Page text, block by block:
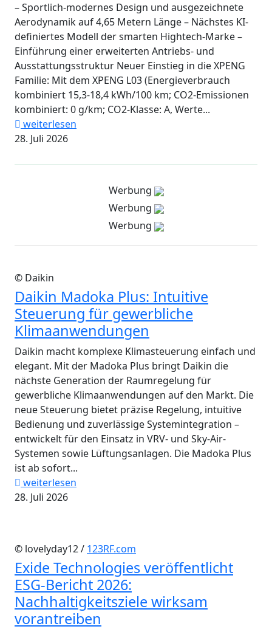
– Sportlich-modernes Design und ausgezeichnete
Aerodynamik auf 4,65 Metern Länge – Nächstes KI-
definiertes Modell der smarten Hightech-Marke –
Einführung einer erweiterten Antriebs- und
Ausstattungsstruktur Neuer Einstieg in die XPENG
Familie: Mit dem XPENG L03 (Energieverbrauch
kombiniert 15,3-18,4 kWh/100 km; CO2-Emissionen
kombiniert: 0 g/km; CO2-Klasse: A, Werte...
weiterlesen
28. Juli 2026
Werbung
Werbung
Werbung
© Daikin
Daikin Madoka Plus: Intuitive
Steuerung für gewerbliche
Klimaanwendungen
Daikin macht komplexe Klimasteuerung einfach und
elegant. Mit der Madoka Plus bringt Daikin die
nächste Generation der Raumregelung für
gewerbliche Klimaanwendungen auf den Markt. Die
neue Steuerung bietet präzise Regelung, intuitive
Bedienung und zuverlässige Systemintegration –
entwickelt für den Einsatz in VRV- und Sky-Air-
Systemen sowie Lüftungsanlagen. Die Madoka Plus
ist ab sofort...
weiterlesen
28. Juli 2026
© lovelyday12 / 123RF.com
Exide Technologies veröffentlicht
ESG-Bericht 2026:
Nachhaltigkeitsziele wirksam
vorantreiben